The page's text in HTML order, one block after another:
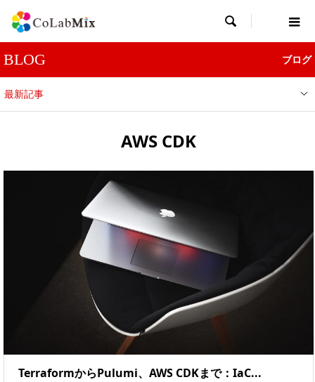

BLOG ブログ
最新記事
AWS CDK
TerraformからPulumi、AWS CDKまで：IaC...